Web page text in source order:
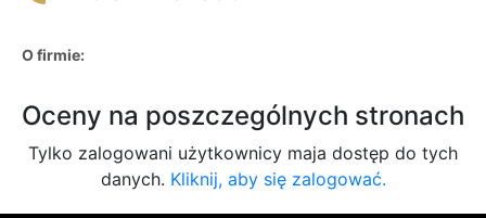
O firmie:
Oceny na poszczególnych stronach
Tylko zalogowani użytkownicy maja dostęp do tych
danych. Kliknij, aby się zalogować.